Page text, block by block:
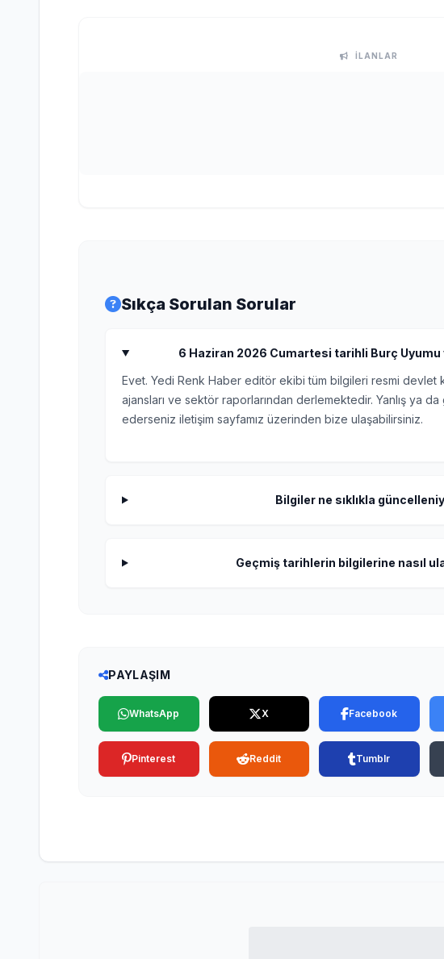
İLANLAR
Sıkça Sorulan Sorular
6 Haziran 2026 Cumartesi tarihli Burç
Evet. Yedi Renk Haber editör ekibi tüm bilgileri resmi devlet
ajansları ve sektör raporlarından derlemektedir. Yanlış ya
ederseniz iletişim sayfamız üzerinden bize ulaşabilirsiniz.
Bilgiler ne sıklıkla
Geçmiş tarihlerin bilgilerine nasıl
PAYLAŞIM
WhatsApp X Facebook
Pinterest Reddit Tumblr